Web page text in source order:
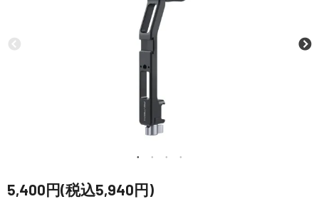
水中ドローン(ROV)・水中スクーター
講習会･国家資格･WEBセミナー
定期配信!
5,400円(税込5,940円)